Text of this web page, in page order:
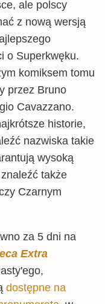
ale polscy
z nową wersją
o Superkwęku.
komiksem tomu
przez Bruno
Cavazzano.
historie,
nazwiska takie
wysoką
także
Czarnym
za 5 dni na
Extra
dostępne na